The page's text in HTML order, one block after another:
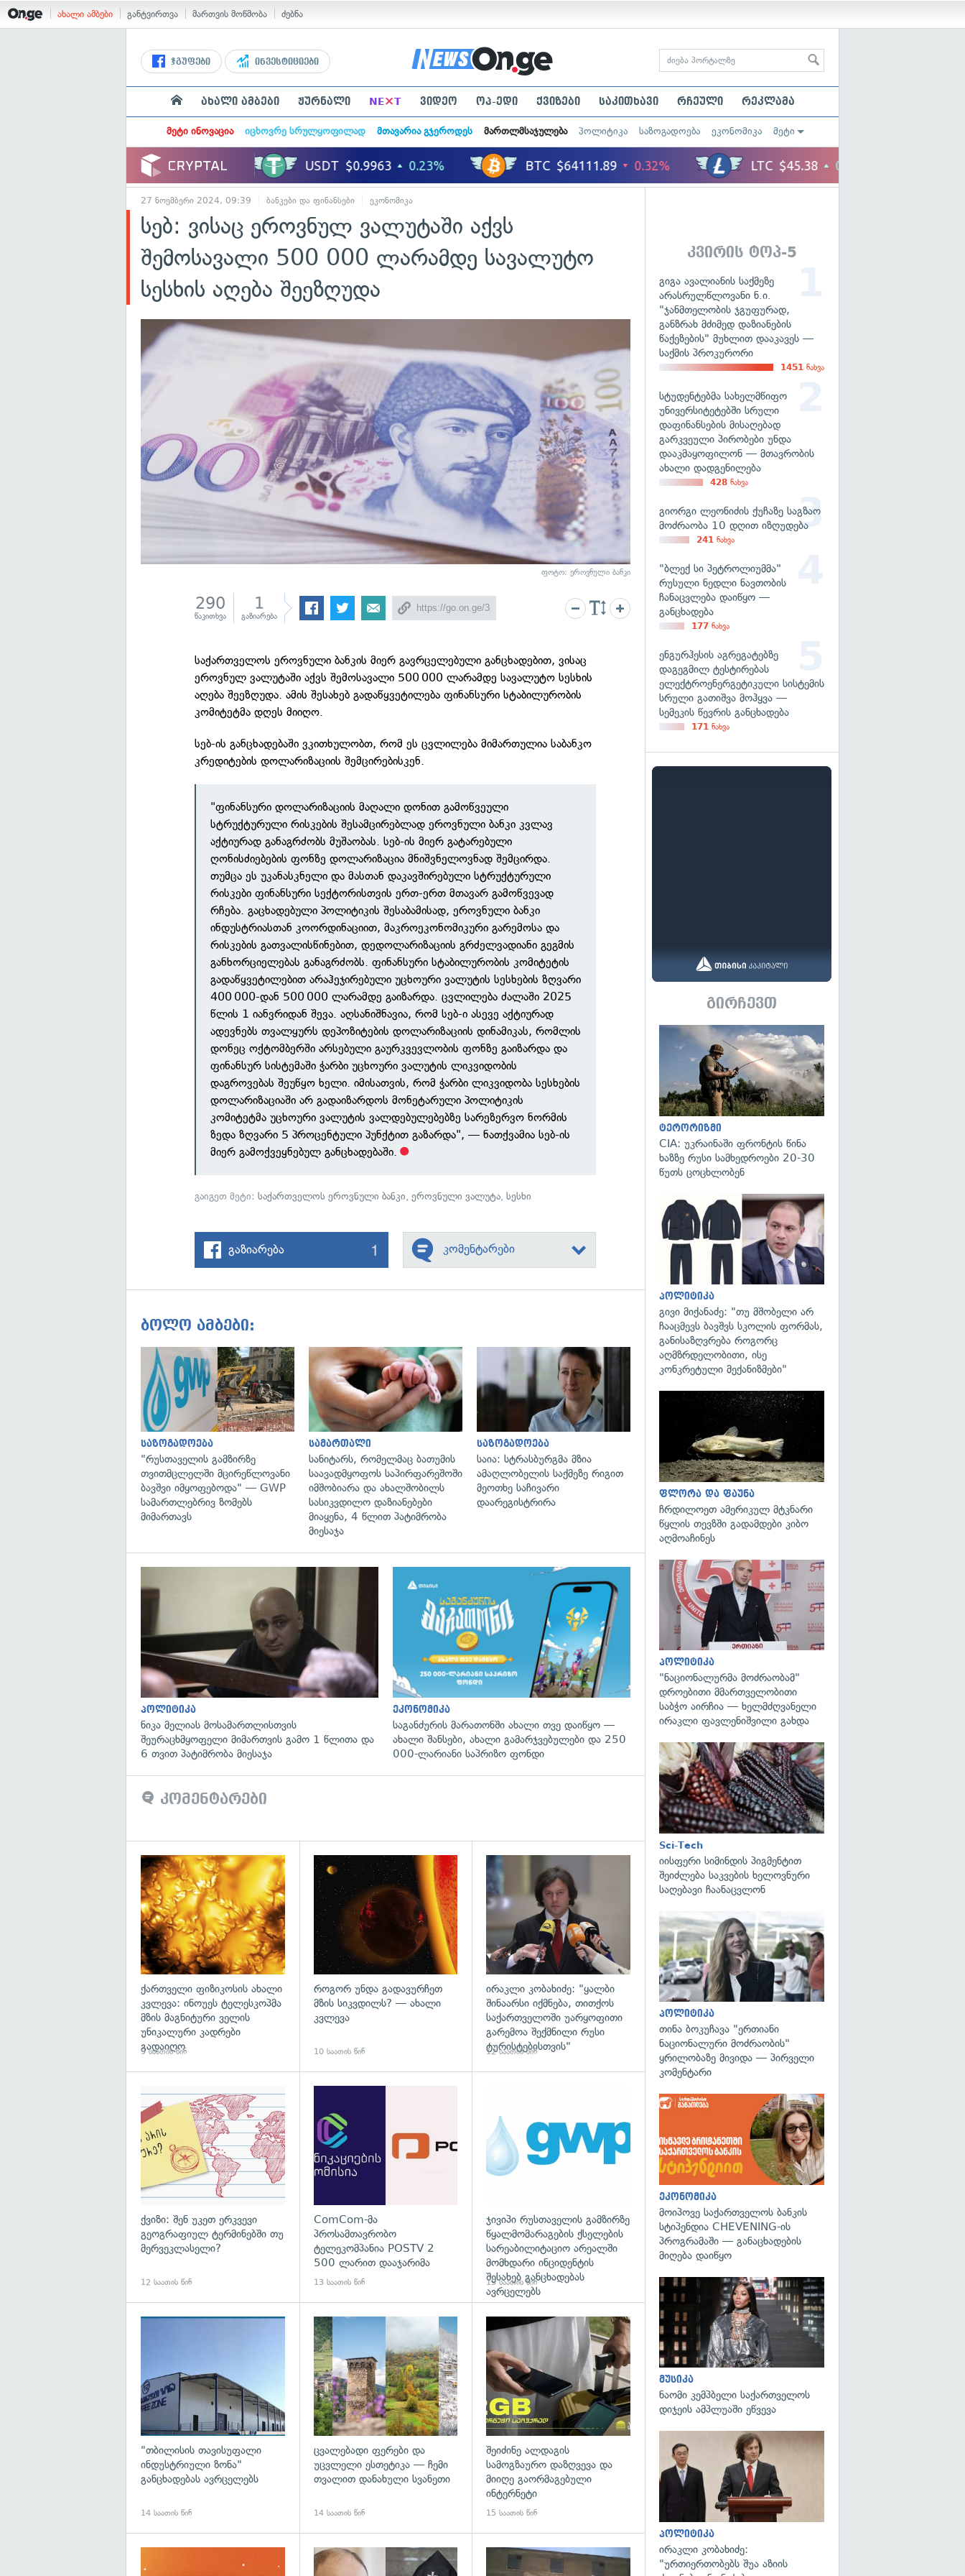
ახალი ამბები განტვირთვა მართვის მოწმობა ძებნა
ჯგუფები ინვესტიციები
ახალი ამბები ჟურნალი NE×T ვიდეო ოპ-ედი ქვიზები საკითხავი რჩეული რეკლამა
მეტი ინოვაცია იცხოვრე სრულყოფილად მთავარია გჯეროდეს მართლმსაჯულება პოლიტიკა საზოგადოება ეკონომიკა მეტი
27 ნოემბერი 2024, 09:39 ბანკები და ფინანსები ეკონომიკა
სებ: ვისაც ეროვნულ ვალუტაში აქვს
შემოსავალი 500 000 ლარამდე სავალუტო
სესხის აღება შეეზღუდა
ფოტო: ეროვნული ბანკი
290
წაკითხვა
1
გაზიარება
საქართველოს ეროვნული ბანკის მიერ გავრცელებული განცხადებით, ვისაც
ეროვნულ ვალუტაში აქვს შემოსავალი 500 000 ლარამდე სავალუტო სესხის
აღება შეეზღუდა. ამის შესახებ გადაწყვეტილება ფინანსური სტაბილურობის
კომიტეტმა დღეს მიიღო.
სებ-ის განცხადებაში ვკითხულობთ, რომ ეს ცვლილება მიმართულია საბანკო
კრედიტების დოლარიზაციის შემცირებისკენ.
"ფინანსური დოლარიზაციის მაღალი დონით გამოწვეული
სტრუქტურული რისკების შესამცირებლად ეროვნული ბანკი კვლავ
აქტიურად განაგრძობს მუშაობას. სებ-ის მიერ გატარებული
ღონისძიებების ფონზე დოლარიზაცია მნიშვნელოვნად შემცირდა.
თუმცა ეს უკანასკნელი და მასთან დაკავშირებული სტრუქტურული
რისკები ფინანსური სექტორისთვის ერთ-ერთ მთავარ გამოწვევად
რჩება. გაცხადებული პოლიტიკის შესაბამისად, ეროვნული ბანკი
ინდუსტრიასთან კოორდინაციით, მაკროეკონომიკური გარემოსა და
რისკების გათვალისწინებით, დედოლარიზაციის გრძელვადიანი გეგმის
განხორციელებას განაგრძობს. ფინანსური სტაბილურობის კომიტეტის
გადაწყვეტილებით არაჰეჯირებული უცხოური ვალუტის სესხების ზღვარი
400 000-დან 500 000 ლარამდე გაიზარდა. ცვლილება ძალაში 2025
წლის 1 იანვრიდან შევა. აღსანიშნავია, რომ სებ-ი ასევე აქტიურად
ადევნებს თვალყურს დეპოზიტების დოლარიზაციის დინამიკას, რომლის
დონეც ოქტომბერში არსებული გაურკვევლობის ფონზე გაიზარდა და
ფინანსურ სისტემაში ჭარბი უცხოური ვალუტის ლიკვიდობის
დაგროვებას შეუწყო ხელი. იმისათვის, რომ ჭარბი ლიკვიდობა სესხების
დოლარიზაციაში არ გადაიზარდოს მონეტარული პოლიტიკის
კომიტეტმა უცხოური ვალუტის ვალდებულებებზე სარეზერვო ნორმის
ზედა ზღვარი 5 პროცენტული პუნქტით გაზარდა", — ნათქვამია სებ-ის
მიერ გამოქვეყნებულ განცხადებაში.
გაიგეთ მეტი:საქართველოს ეროვნული ბანკი,ეროვნული ვალუტა,სესხი
გაზიარება 1 კომენტარები
ბოლო ამბები:
გადახედვა
საზოგადოება
"რუსთაველის გამზირზე
თვითმცლელში მცირეწლოვანი
ბავშვი იმყოფებოდა" — GWP
სამართლებრივ ზომებს
მიმართავს
გადახედვა
სამართალი
სანიტარს, რომელმაც ბათუმის
საავადმყოფოს საპირფარეშოში
იმშობიარა და ახალშობილს
სასიკვდილო დაზიანებები
მიაყენა, 4 წლით პატიმრობა
მიესაჯა
გადახედვა
საზოგადოება
საია: სტრასბურგმა მზია
ამაღლობელის საქმეზე რიგით
მეოთხე საჩივარი
დაარეგისტრირა
გადახედვა
პოლიტიკა
ნიკა მელიას მოსამართლისთვის
შეურაცხმყოფელი მიმართვის გამო 1 წლითა და
6 თვით პატიმრობა მიესაჯა
ეკონომიკა
საგანძურის მარათონში ახალი თვე დაიწყო —
ახალი შანსები, ახალი გამარჯვებულები და 250
000-ლარიანი საპრიზო ფონდი
კომენტარები
გადახედვა
ქართველი ფიზიკოსის ახალი
კვლევა: ინოუეს ტელესკოპმა
მზის მაგნიტური ველის
უნიკალური კადრები
გადაიღო
9 საათის წინ
გადახედვა
როგორ უნდა გადავურჩეთ
მზის სიკვდილს? — ახალი
კვლევა
10 საათის წინ
გადახედვა
ირაკლი კობახიძე: "ყალბი
შინაარსი იქმნება, თითქოს
საქართველოში უარყოფითი
გარემოა შექმნილი რუსი
ტურისტებისთვის"
12 საათის წინ
ქვიზი: შენ უკეთ ერკვევი
გეოგრაფიულ ტერმინებში თუ
მერვეკლასელი?
12 საათის წინ
ComCom-მა
პროსამთავრობო
ტელეკომპანია POSTV 2
500 ლარით დააჯარიმა
13 საათის წინ
ჯივიპი რუსთაველის გამზირზე
წყალმომარაგების ქსელების
სარეაბილიტაციო არეალში
მომხდარი ინციდენტის
შესახებ განცხადებას
ავრცელებს
13 საათის წინ
გადახედვა
"თბილისის თავისუფალი
ინდუსტრიული ზონა"
განცხადებას ავრცელებს
14 საათის წინ
გადახედვა
ცვალებადი ფერები და
უცვლელი ესთეტიკა — ჩემი
თვალით დანახული სვანეთი
14 საათის წინ
შეიძინე ალდაგის
სამოგზაურო დაზღვევა და
მიიღე გაორმაგებული
ინტერნეტი
15 საათის წინ
გადახედვა
კვირის ტოპ-5
გიგა ავალიანის საქმეზე
არასრულწლოვანი ნ.ი.
"ჯანმთელობის ჯგუფურად,
განზრახ მძიმედ დაზიანების
წაქეზების" მუხლით დააკავეს —
საქმის პროკურორი
1451 ნახვა
სტუდენტებმა სახელმწიფო
უნივერსიტეტებში სრული
დაფინანსების მისაღებად
გარკვეული პირობები უნდა
დააკმაყოფილონ — მთავრობის
ახალი დადგენილება
428 ნახვა
გიორგი ლეონიძის ქუჩაზე საგზაო
მოძრაობა 10 დღით იზღუდება
241 ნახვა
"ბლექ სი პეტროლიუმმა"
რუსული ნედლი ნავთობის
ჩანაცვლება დაიწყო —
განცხადება
177 ნახვა
ენგურჰესის აგრეგატებზე
დაგეგმილ ტესტირებას
ელექტროენერგეტიკული სისტემის
სრული გათიშვა მოჰყვა —
სემეკის წევრის განცხადება
171 ნახვა
გირჩევთ
ტერორიზმი
CIA: უკრაინაში ფრონტის წინა
ხაზზე რუსი სამხედროები 20-30
წუთს ცოცხლობენ
პოლიტიკა
გივი მიქანაძე: "თუ მშობელი არ
ჩააცმევს ბავშვს სკოლის ფორმას,
განისაზღვრება როგორც
აღმზრდელობითი, ისე
კონკრეტული მექანიზმები"
ფლორა და ფაუნა
ჩრდილოეთ ამერიკულ მტკნარი
წყლის თევზში გადამდები კიბო
აღმოაჩინეს
პოლიტიკა
"ნაციონალურმა მოძრაობამ"
დროებითი მმართველობითი
საბჭო აირჩია — ხელმძღვანელი
ირაკლი ფავლენიშვილი გახდა
Sci-Tech
იისფერი სიმინდის პიგმენტით
შეიძლება საკვების ხელოვნური
საღებავი ჩაანაცვლონ
პოლიტიკა
თინა ბოკუჩავა "ერთიანი
ნაციონალური მოძრაობის"
ყრილობაზე მივიდა — პირველი
კომენტარი
ეკონომიკა
მოიპოვე საქართველოს ბანკის
სტიპენდია CHEVENING-ის
პროგრამაში — განაცხადების
მიღება დაიწყო
მუსიკა
ნაომი კემპბელი საქართველოს
დიჯეის ამპლუაში ეწვევა
პოლიტიკა
ირაკლი კობახიძე:
"ურთიერთობებს შუა აზიის